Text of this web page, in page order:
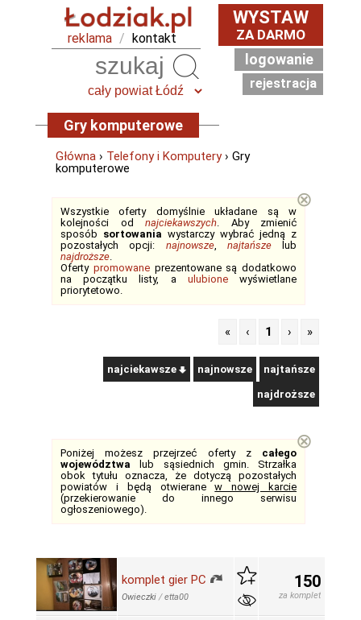
reklama / kontakt
WYSTAW
ZA DARMO
logowanie
rejestracja
Gry komputerowe
Główna › Telefony i Komputery› Gry
komputerowe
Wszystkie oferty domyślnie układane są w
kolejności od najciekawszych. Aby zmienić
sposób sortowania wystarczy wybrać jedną z
pozostałych opcji: najnowsze, najtańszelub
najdroższe.
Oferty promowaneprezentowane są dodatkowo
na początku listy, a ulubionewyświetlane
priorytetowo.
⊗
« ‹ 1 › »
najciekawsze najnowsze najtańsze
najdroższe
Poniżej możesz przejrzeć oferty z całego
województwa lub sąsiednich gmin. Strzałka
obok tytułu oznacza, że dotyczą pozostałych
powiatów i będą otwieranew nowej karcie
(przekierowanie do innego serwisu
ogłoszeniowego).
⊗
komplet gier PC
Owieczki /etta00
150
za komplet